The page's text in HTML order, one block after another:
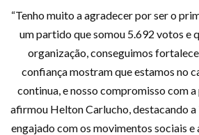
“Tenho muito a agradecer por ser o
um partido que somou 5.692 votos e
organização, conseguimos
confiança mostram que estamos no
continua, e nosso compromisso com a
afirmou Helton Carlucho, destacando
engajado com os movimentos sociais e